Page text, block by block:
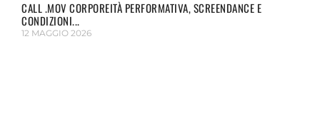
CALL .MOV CORPOREITÀ PERFORMATIVA, SCREENDANCE E
CONDIZIONI...
12 MAGGIO 2026